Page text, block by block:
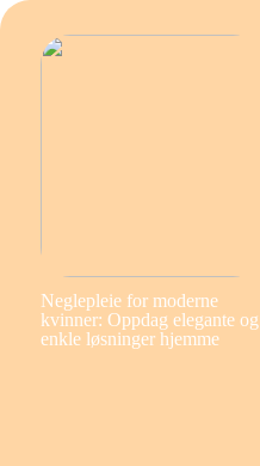
Neglepleie for moderne
kvinner: Oppdag elegante og
enkle løsninger hjemme